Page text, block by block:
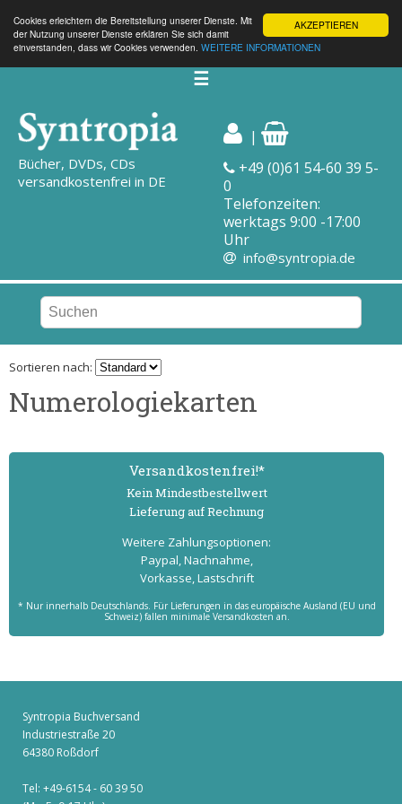
AKZEPTIEREN
Cookies erleichtern die Bereitstellung unserer Dienste. Mit
der Nutzung unserer Dienste erklären Sie sich damit
einverstanden, dass wir Cookies verwenden. WEITERE INFORMATIONEN
☰
Bücher, DVDs, CDs
versandkostenfrei in DE
|
+49 (0)61 54-60 39 5-
0
Telefonzeiten:
werktags 9:00 -17:00
Uhr
info@syntropia.de
Sortieren nach:
Numerologiekarten
Versand­kostenfrei!*
Kein Mindest­bestell­wert
Lieferung auf Rechnung
Weitere Zahlungs­optionen:
Paypal, Nachnahme,
Vorkasse, Lastschrift
* Nur innerhalb Deutschlands. Für Lieferungen in das europäische Ausland (EU und
Schweiz) fallen minimale Versandkosten an.
Syntropia Buchversand
Industriestraße 20
64380 Roßdorf
Tel: +49-6154 - 60 39 50